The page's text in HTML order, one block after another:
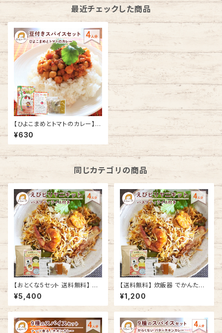
最近チェックした商品
【ひよこまめとトマトのカレー】ス
パイス セット 4人分 | 初心者お
すすめ 本格 豆付きキット 健康
美容
¥630
同じカテゴリの商品
【おとくな5セット 送料無料】 炊
飯器 でかんたん！ えび ビリヤニ
キット 4人分 バスマティライス
付き 5 セット
¥5,400
【送料無料】 炊飯器 でかんたん！
えび ビリヤニ キット 4人分 バス
マティライス 付き セット
¥1,200